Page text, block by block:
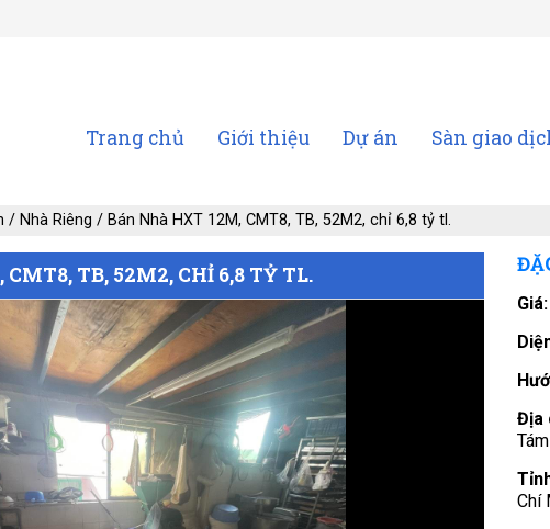
Trang chủ Giới thiệu Dự án Sàn giao
/ Nhà Riêng / Bán Nhà HXT 12M, CMT8, TB, 52M2, chỉ 6,8 tỷ tl.
TB, 52M2, CHỈ 6,8 TỶ TL.
Địa
Tám
Chí